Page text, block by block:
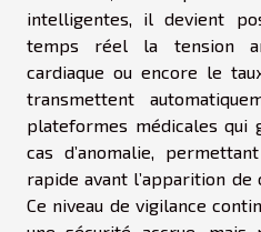
intelligentes, il devient
temps réel la tension
cardiaque ou encore le
transmettent
plateformes médicales qui
cas d’anomalie,
rapide avant l’apparition de
Ce niveau de vigilance